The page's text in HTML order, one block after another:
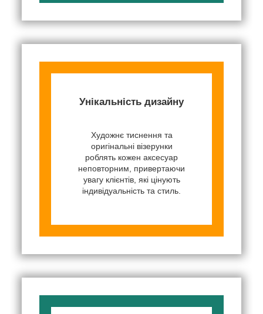
Унікальність дизайну
Художнє тиснення та
оригінальні візерунки
роблять кожен аксесуар
неповторним, привертаючи
увагу клієнтів, які цінують
індивідуальність та стиль.